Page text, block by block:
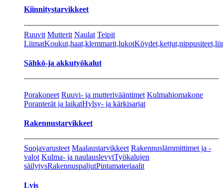
Kiinnitystarvikkeet
Ruuvit Mutterit Naulat Teipit
LiimatKoukut,haat,klemmarit,lukot
Sähkö-ja akkutyökalut
Porakoneet Ruuvi- ja mutterivääntimet Kulmahiomakone
Poranterät ja laikatHylsy- ja kärkisarjat
Rakennustarvikkeet
Suojavarusteet Maalaustarvikkeet Rakennuslämmittimet ja -
valot Kulma- ja naulauslevytTyökalujen
säilytysRakennuspaljutPintamateriaalit
Lvis